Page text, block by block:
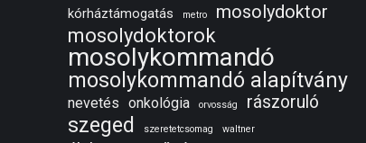
kórháztámogatás metro mosolydoktor
mosolydoktorok
mosolykommandó
mosolykommandó alapítvány
nevetés onkológia orvosság rászoruló
szeged szeretetcsomag waltner